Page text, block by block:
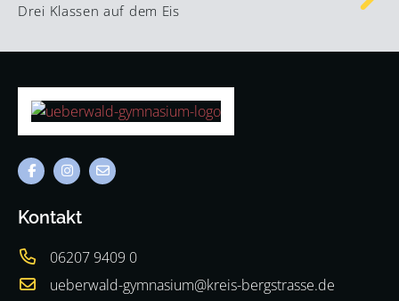
Drei Klassen auf dem Eis
Kontakt
06207 9409 0
ueberwald-gymnasium@kreis-bergstrasse.de